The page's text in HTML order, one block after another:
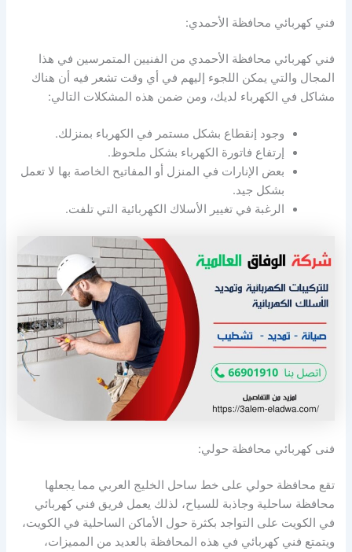
فني كهربائي محافظة الأحمدي:
فني كهربائي محافظة الأحمدي من الفنيين المتمرسين في هذا
المجال والتي يمكن اللجوء إليهم في أي وقت تشعر فيه أن هناك
مشاكل في الكهرباء لديك، ومن ضمن هذه المشكلات التالي:
وجود إنقطاع بشكل مستمر في الكهرباء بمنزلك.
إرتفاع فاتورة الكهرباء بشكل ملحوظ.
بعض الإنارات في المنزل أو المفاتيح الخاصة بها لا تعمل
بشكل جيد.
الرغبة في تغيير الأسلاك الكهربائية التي تلفت.
فنى كهربائي محافظة حولي:
تقع محافظة حولي على خط ساحل الخليج العربي مما يجعلها
محافظة ساحلية وجاذبة للسياح، لذلك يعمل فريق فني كهربائي
في الكويت على التواجد بكثرة حول الأماكن الساحلية في الكويت،
ويتمتع فني كهربائي في هذه المحافظة بالعديد من المميزات،